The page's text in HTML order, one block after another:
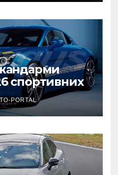
спортивних
охорони
PORTAL